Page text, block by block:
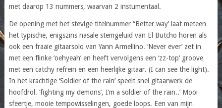
met daarop 13 nummers, waarvan 2 instumentaal.
De opening met het stevige titelnummer “Better way’ laat meteen
het typische, enigszins nasale stemgeluid van El Butcho horen als
ook een fraaie gitaarsolo van Yann Armellino. ‘Never ever’ zet in
met een flinke ‘oehyeah’ en heeft vervolgens een ‘zz-top’ groove
met een catchy refrein en een heerlijke gitaar. (I can see the light).
In het krachtige ‘Soldier of the rain’ speelt snel gitaarwerk de
hoofdrol. ‘fighting my demons’, I’m a soldier of the rain..’ Mooi
sfeertje, mooie tempowisselingen, goede loops. Een van mijn